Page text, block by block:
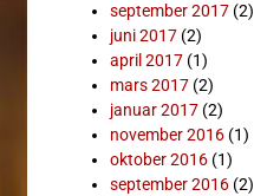
september 2017(2)
juni 2017(2)
april 2017(1)
mars 2017(2)
januar 2017(2)
november 2016(1)
oktober 2016(1)
september 2016(2)